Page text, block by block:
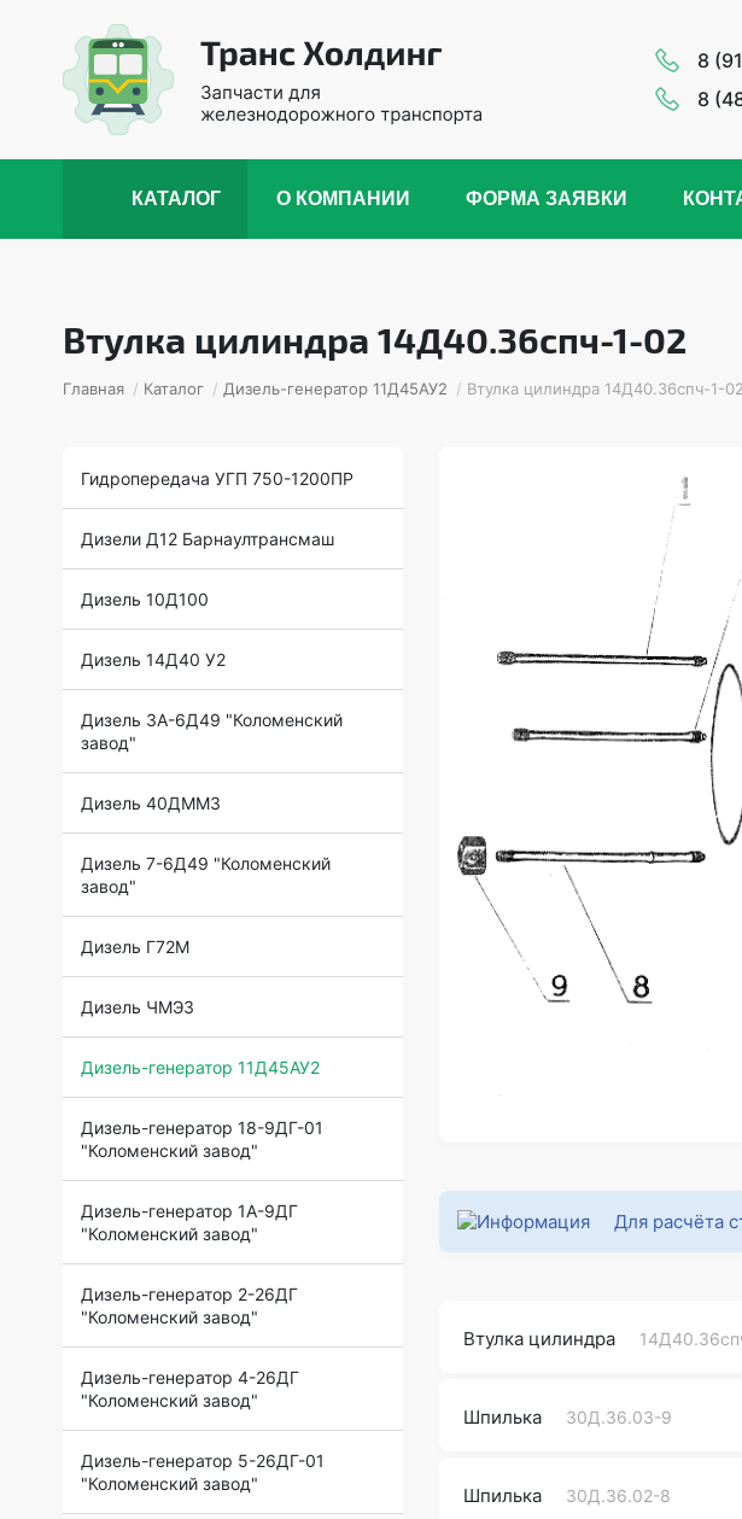
8
8
КАТАЛОГ О КОМПАНИИ ФОРМА ЗАЯВКИ
Втулка цилиндра 14Д40.36спч-1-02
Главная / Каталог / Дизель-генератор 11Д45АУ2 / Втулка цилиндра 14Д40.36спч-1-02
Гидропередача УГП 750-1200ПР
Дизели Д12 Барнаултрансмаш
Дизель 10Д100
Дизель 14Д40 У2
Дизель 3А-6Д49 "Коломенский
завод"
Дизель 40ДММЗ
Дизель 7-6Д49 "Коломенский
завод"
Дизель Г72М
Дизель ЧМЭ3
Дизель-генератор 11Д45АУ2
Дизель-генератор 18-9ДГ-01
"Коломенский завод"
Дизель-генератор 1А-9ДГ
"Коломенский завод"
Дизель-генератор 2-26ДГ
"Коломенский завод"
Дизель-генератор 4-26ДГ
"Коломенский завод"
Дизель-генератор 5-26ДГ-01
"Коломенский завод"
Для расчёта
Втулка цилиндра
Шпилька 30Д.36.03-9
Шпилька 30Д.36.02-8